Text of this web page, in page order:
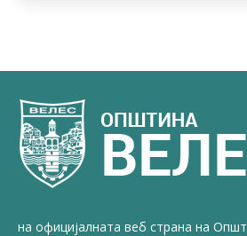
на официјалната веб страна на